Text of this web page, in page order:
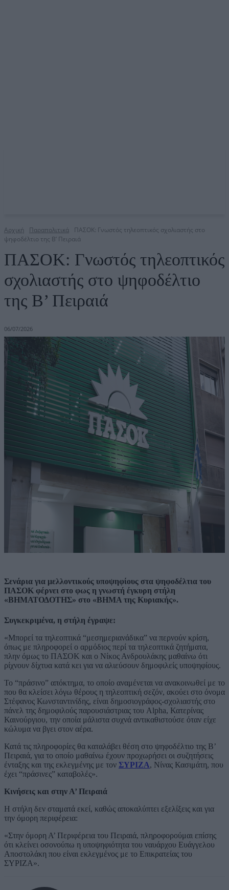
Αρχική Παραπολιτικά
ΠΑΣΟΚ: Γνωστός τηλεοπτικός σχολιαστής στο
ψηφοδέλτιο της Β’ Πειραιά
ΠΑΣΟΚ: Γνωστός τηλεοπτικός
σχολιαστής στο ψηφοδέλτιο
της Β’ Πειραιά
06/07/2026
Σενάρια για μελλοντικούς υποψηφίους στα ψηφοδέλτια του
ΠΑΣΟΚ φέρνει στο φως η γνωστή έγκυρη στήλη
«ΒΗΜΑΤΟΔΟΤΗΣ» στο «ΒΗΜΑ της Κυριακής».
Συγκεκριμένα, η στήλη έγραψε:
«Μπορεί τα τηλεοπτικά “μεσημεριανάδικα” να περνούν κρίση,
όπως με πληροφορεί ο αρμόδιος περί τα τηλεοπτικά ζητήματα,
πλην όμως το ΠΑΣΟΚ και ο Νίκος Ανδρουλάκης μαθαίνω ότι
ρίχνουν δίχτυα κατά κει για να αλιεύσουν δημοφιλείς υποψηφίους.
Το “πράσινο” απόκτημα, το οποίο αναμένεται να ανακοινωθεί με το
που θα κλείσει λόγω θέρους η τηλεοπτική σεζόν, ακούει στο όνομα
Στέφανος Κωνσταντινίδης, είναι δημοσιογράφος-σχολιαστής στο
πάνελ της δημοφιλούς παρουσιάστριας του Alpha, Κατερίνας
Καινούργιου, την οποία μάλιστα συχνά αντικαθιστούσε όταν είχε
κώλυμα να βγει στον αέρα.
Κατά τις πληροφορίες θα καταλάβει θέση στο ψηφοδέλτιο της Β’
Πειραιά, για το οποίο μαθαίνω έχουν προχωρήσει οι συζητήσεις
ένταξης και της εκλεγμένης με τον ΣΥΡΙΖΑ, Νίνας Κασιμάτη, που
έχει “πράσινες” καταβολές».
Κινήσεις και στην Α’ Πειραιά
Η στήλη δεν σταματά εκεί, καθώς αποκαλύπτει εξελίξεις και για
την όμορη περιφέρεια:
«Στην όμορη Α’ Περιφέρεια του Πειραιά, πληροφορούμαι επίσης
ότι κλείνει οσονούπω η υποψηφιότητα του ναυάρχου Ευάγγελου
Αποστολάκη που είναι εκλεγμένος με το Επικρατείας του
ΣΥΡΙΖΑ».